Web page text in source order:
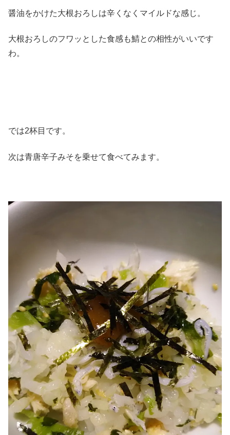
醤油をかけた大根おろしは辛くなくマイルドな感じ。
大根おろしのフワッとした食感も鯖との相性がいいです
わ。
では2杯目です。
次は青唐辛子みそを乗せて食べてみます。